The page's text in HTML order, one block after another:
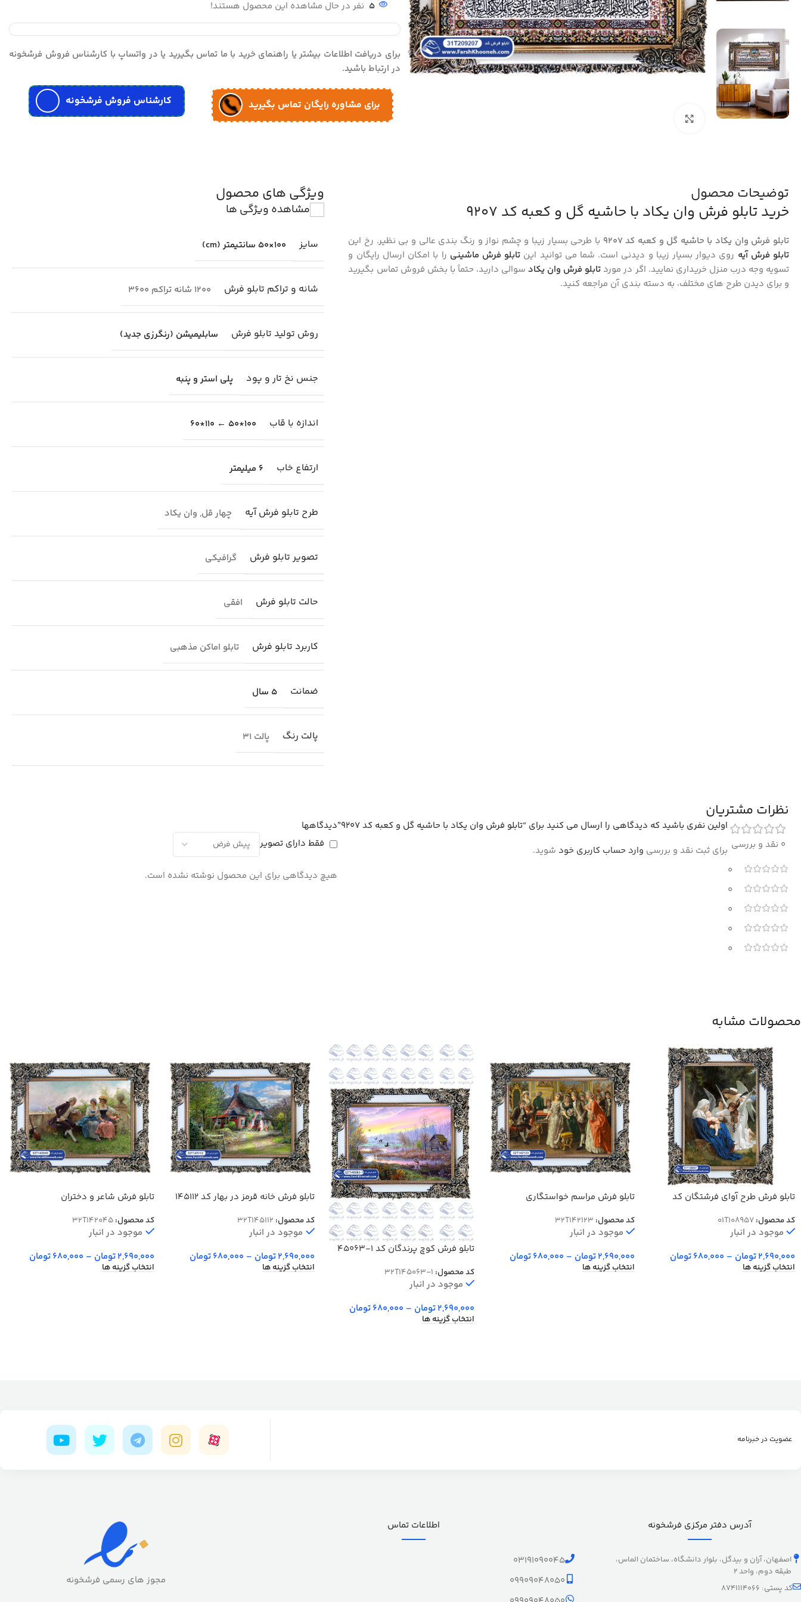
5 نفر در حال مشاهده این محصول هستند!
برای دریافت اطلاعات بیشتر یا راهنمای خرید با ما تماس بگیرید یا در واتساپ با کارشناس فروش فرشخونه
در ارتباط باشید.
برای مشاوره رایگان تماس بگیرید کارشناس فروش فرشخونه
توضیحات محصول
خرید تابلو فرش وان یکاد با حاشیه گل و کعبه کد 9207
تابلو فرش وان یکاد با حاشیه گل و کعبه کد 9207
با طرحی بسیار زیبا و چشم نواز و رنگ بندی عالی و بی نظیر. رخ این
تابلو فرش آیه روی دیوار بسیار زیبا و دیدنی است. شما می توانید این تابلو فرش ماشینی را با امکان ارسال رایگان و
تسویه وجه درب منزل خریداری نمایید. اگر در مورد تابلو فرش وان یکادسوالی دارید، حتماً با بخش فروش تماس بگیرید
و برای دیدن طرح های مختلف، به دسته بندی آن مراجعه کنید.
ویژگی های محصول
مشاهده ویژگی ها
سایز 100×50 سانتیمتر (cm)
شانه و تراکم تابلو فرش 1200 شانه تراکم 3600
روش تولید تابلو فرش سابلیمیشن (رنگرزی جدید)
جنس نخ تار و پود پلی استر و پنبه
اندازه با قاب 100*50 ← 110*60
ارتفاع خاب 6 میلیمتر
طرح تابلو فرش آیه چهار قل, وان یکاد
تصویر تابلو فرش گرافیکی
حالت تابلو فرش افقی
کاربرد تابلو فرش تابلو اماکن مذهبی
ضمانت 5 سال
پالت رنگ پالت 31
نظرات مشتریان
0 نقد و بررسی
0
0
0
0
0
دیدگاهها
فقط دارای تصویر
هیچ دیدگاهی برای این محصول نوشته نشده است.
اولین نفری باشید که دیدگاهی را ارسال می کنید برای “تابلو فرش وان یکاد با حاشیه گل و کعبه کد 9207”
برای ثبت نقد و بررسی وارد حساب کاربری خود شوید.
محصولات مشابه
تابلو فرش طرح آوای فرشتگان کد
کد محصول:01T108957
موجود در انبار
2,690,000تومان –
680,000تومان
انتخاب گزینه ها
تابلو فرش مراسم خواستگاری
کد محصول: 32T142123
موجود در انبار
2,690,000تومان –
680,000تومان
انتخاب گزینه ها
تابلو فرش کوچ پرندگان کد 1-45063
کد محصول: 32T145063-1
موجود در انبار
2,690,000تومان –
680,000تومان
انتخاب گزینه ها
تابلو فرش خانه قرمز در بهار کد 145112
کد محصول: 32T145112
موجود در انبار
2,690,000تومان –
680,000تومان
انتخاب گزینه ها
تابلو فرش شاعر و دختران
کد محصول:32T142045
موجود در انبار
2,690,000تومان –
680,000تومان
انتخاب گزینه ها
عضویت در خبرنامه
آدرس دفتر مرکزی فرشخونه
اصفهان، آران و بیدگل، بلوار دانشگاه، ساختمان الماس،
طبقه دوم، واحد 2
کد پستی: 8741114066
اطلاعات تماس
03191090045
09909048050
مجوز های رسمی فرشخونه